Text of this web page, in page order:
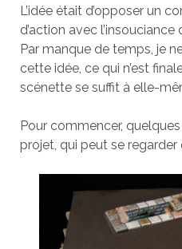
L’idée était d’opposer un
d’action avec
Par manque de temps, je
cette idée, ce qui n’est
scénette se suffit à elle-
Pour commencer,
projet, qui peut se regarder